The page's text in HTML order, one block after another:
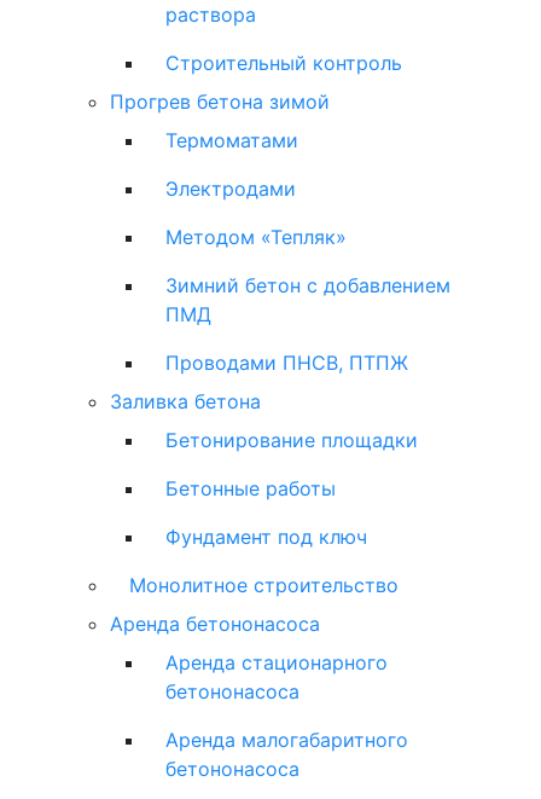
раствора
Строительный контроль
Прогрев бетона зимой
Термоматами
Электродами
Методом «Тепляк»
Зимний бетон с добавлением
ПМД
Проводами ПНСВ, ПТПЖ
Заливка бетона
Бетонирование площадки
Бетонные работы
Фундамент под ключ
Монолитное строительство
Аренда бетононасоса
Аренда стационарного
бетононасоса
Аренда малогабаритного
бетононасоса